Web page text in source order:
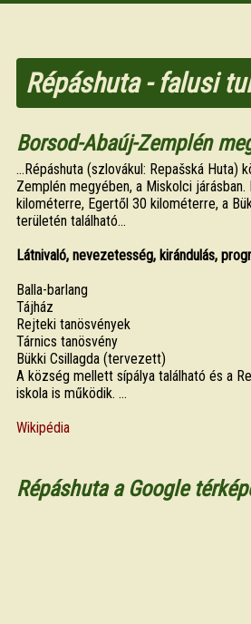
Répáshuta - falusi
Borsod-Abaúj-Zemplén
...Répáshuta (szlovákul: Repašská Huta)
Zemplén megyében, a Miskolci
kilométerre, Egertől 30 kilométerre, a
területén található...
Látnivaló, nevezetesség, kirándulás,
Balla-barlang
Tájház
Rejteki tanösvények
Tárnics tanösvény
Bükki Csillagda (tervezett)
A község mellett sípálya található és a
iskola is működik. ...
Wikipédia
Répáshuta a Google